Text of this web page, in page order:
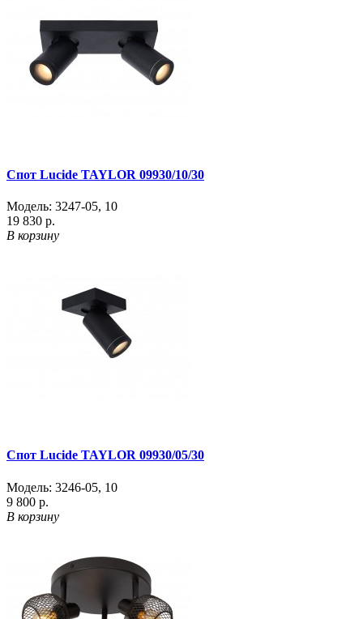
Спот Lucide TAYLOR 09930/10/30
Модель: 3247-05, 10
19 830 р.
В корзину
Спот Lucide TAYLOR 09930/05/30
Модель: 3246-05, 10
9 800 р.
В корзину